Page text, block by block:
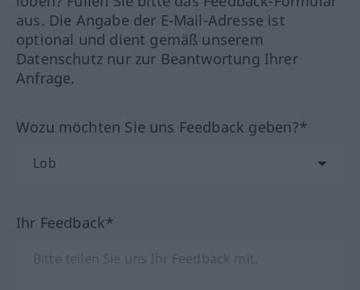
aus. Die Angabe der E-Mail-Adresse ist
optional und dient gemäß unserem
Datenschutz nur zur Beantwortung Ihrer
Anfrage.
Wozu möchten Sie uns Feedback geben?*
Ihr Feedback*